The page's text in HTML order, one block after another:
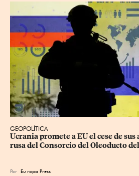
GEOPOLÍTICA
Ucrania promete a EU el cese de
rusa del Consorcio del Oleoducto
Por Eu ropa Press